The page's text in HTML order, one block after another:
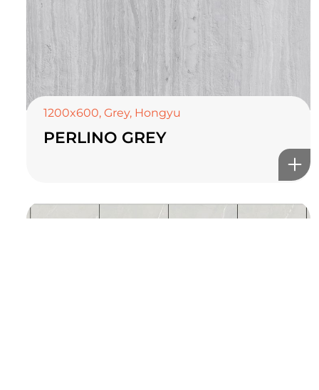
1200x600, Grey, Hongyu
PERLINO GREY
TOP CERAMICSБайгалын өнгө тансаг
мэдрэмжийг таны орчинд
онлайн туслах